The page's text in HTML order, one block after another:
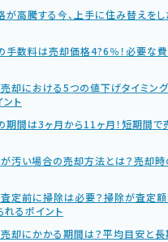
が高騰する今、上手に住み替えを
手数料は売却価格4?6％！必要な費
売却における5つの値下げタイミン
ト
期間は3ヶ月から11ヶ月！短期間で
が汚い場合の売却方法とは？売却
査定前に掃除は必要？掃除が査定
れるポイント
売却にかかる期間は？平均目安と